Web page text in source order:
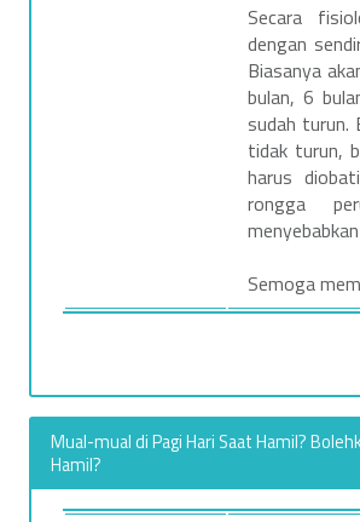
Secara
dengan
Biasanya
bulan, 6
sudah turun.
tidak turun,
harus
rongga
Semoga
Mual-mual di Pagi Hari Saat Hamil?
Hamil?